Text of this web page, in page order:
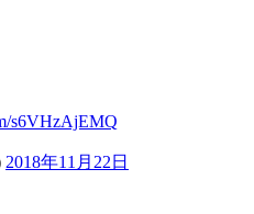
s6VHzAjEMQ
2018年11月22日